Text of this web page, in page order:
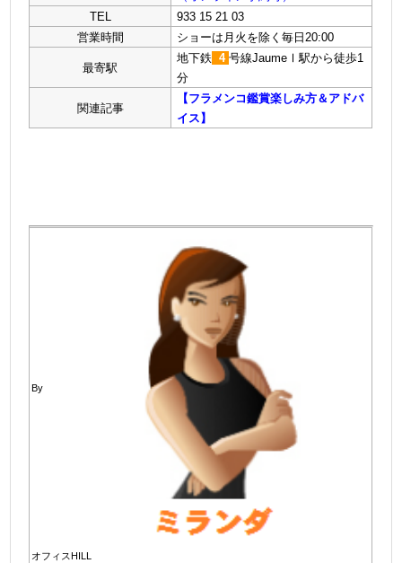
TEL
933 15 21 03
営業時間
ショーは月火を除く毎日20:00
最寄駅
地下鉄 4 号線JaumeⅠ駅から徒歩1
分
関連記事
【フラメンコ鑑賞楽しみ方＆アドバ
イス】
By
オフィスHILL